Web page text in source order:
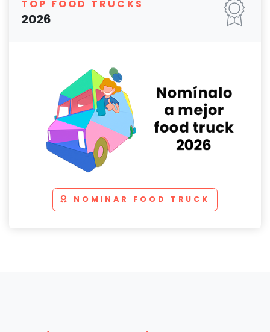
TOP FOOD TRUCKS
2026
NOMINAR FOOD TRUCK